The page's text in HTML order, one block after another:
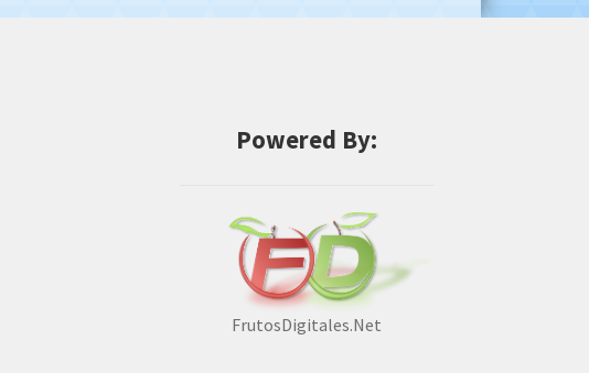
Powered By:
FrutosDigitales.Net